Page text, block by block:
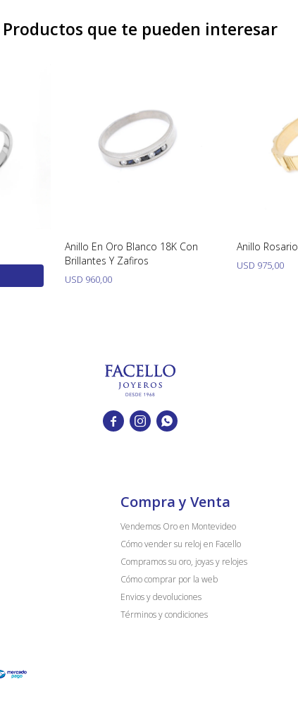
Productos que te pueden interesar
Muestra Nº 28
Anillo En
Brillantes Y
  
Compra y Venta
Vendemos Oro en Montevideo
Cómo vender su reloj en Facello
Compramos su oro, joyas y relojes
Cómo comprar por la web
Envios y devoluciones
Términos y condiciones